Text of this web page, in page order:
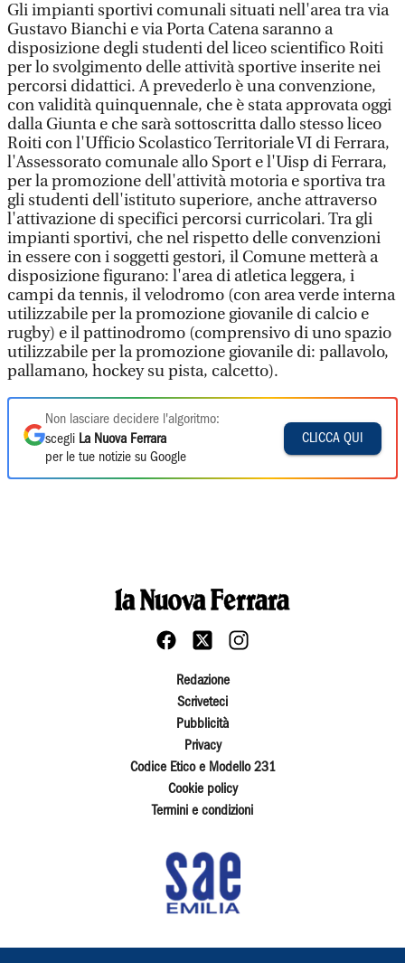
Gli impianti sportivi comunali situati nell'area tra via
Gustavo Bianchi e via Porta Catena saranno a
disposizione degli studenti del liceo scientifico Roiti
per lo svolgimento delle attività sportive inserite nei
percorsi didattici. A prevederlo è una convenzione,
con validità quinquennale, che è stata approvata oggi
dalla Giunta e che sarà sottoscritta dallo stesso liceo
Roiti con l'Ufficio Scolastico Territoriale VI di Ferrara,
l'Assessorato comunale allo Sport e l'Uisp di Ferrara,
per la promozione dell'attività motoria e sportiva tra
gli studenti dell'istituto superiore, anche attraverso
l'attivazione di specifici percorsi curricolari. Tra gli
impianti sportivi, che nel rispetto delle convenzioni
in essere con i soggetti gestori, il Comune metterà a
disposizione figurano: l'area di atletica leggera, i
campi da tennis, il velodromo (con area verde interna
utilizzabile per la promozione giovanile di calcio e
rugby) e il pattinodromo (comprensivo di uno spazio
utilizzabile per la promozione giovanile di: pallavolo,
pallamano, hockey su pista, calcetto).
Non lasciare decidere l'algoritmo:
scegli La Nuova Ferrara
per le tue notizie su Google
CLICCA QUI
Redazione
Scriveteci
Pubblicità
Privacy
Codice Etico e Modello 231
Cookie policy
Termini e condizioni